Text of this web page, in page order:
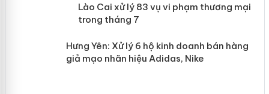
Lào Cai xử lý 83 vụ vi phạm thương
mại trong tháng 7